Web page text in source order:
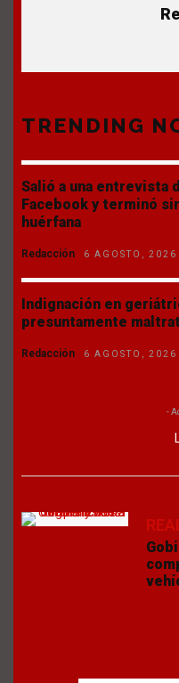
TRENDING
Salió a una entrevista
Facebook y terminó
huérfana
Redacción 6 AGOSTO, 2026
Indignación en
presuntamente
Redacción 6 AGOSTO, 2026
-